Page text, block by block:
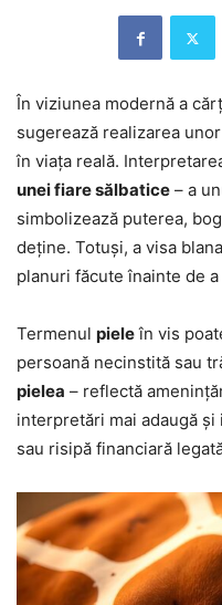
În viziunea modernă a
sugerează realizarea
în viața reală.
unei fiare sălbatice – a
simbolizează puterea,
deține. Totuși, a visa
planuri făcute înainte de
Termenul pieleîn vis
persoană necinstită sau
pielea – reflectă
interpretări mai adaugă
sau risipă financiară